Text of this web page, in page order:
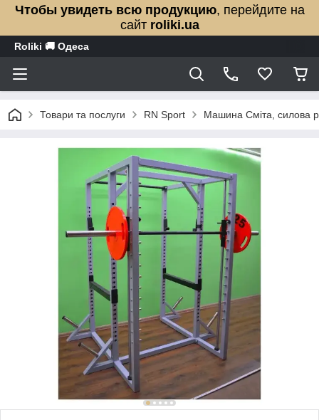
Чтобы увидеть всю продукцию, перейдите на
сайт roliki.ua
Roliki 🚚 Одеса
Товари та послуги RN Sport Машина Сміта, силова